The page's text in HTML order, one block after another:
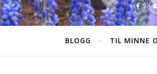
BLOGG TIL MINNE